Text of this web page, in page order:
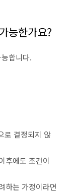
능한가요?
합니다.
로 결정되지 않
후에도 조건이
하는 가정이라면